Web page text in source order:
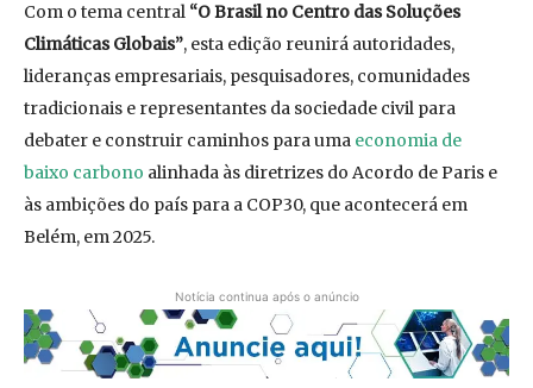
Com o tema central “O Brasil no Centro das Soluções
Climáticas Globais”, esta edição reunirá autoridades,
lideranças empresariais, pesquisadores, comunidades
tradicionais e representantes da sociedade civil para
debater e construir caminhos para uma economia de
baixo carbono alinhada às diretrizes do Acordo de Paris e
às ambições do país para a COP30, que acontecerá em
Belém, em 2025.
Notícia continua após o anúncio